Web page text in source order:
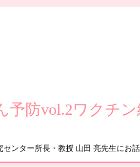
防vol.2ワクチン
ンター所長・教授 山田 亮先生にお話